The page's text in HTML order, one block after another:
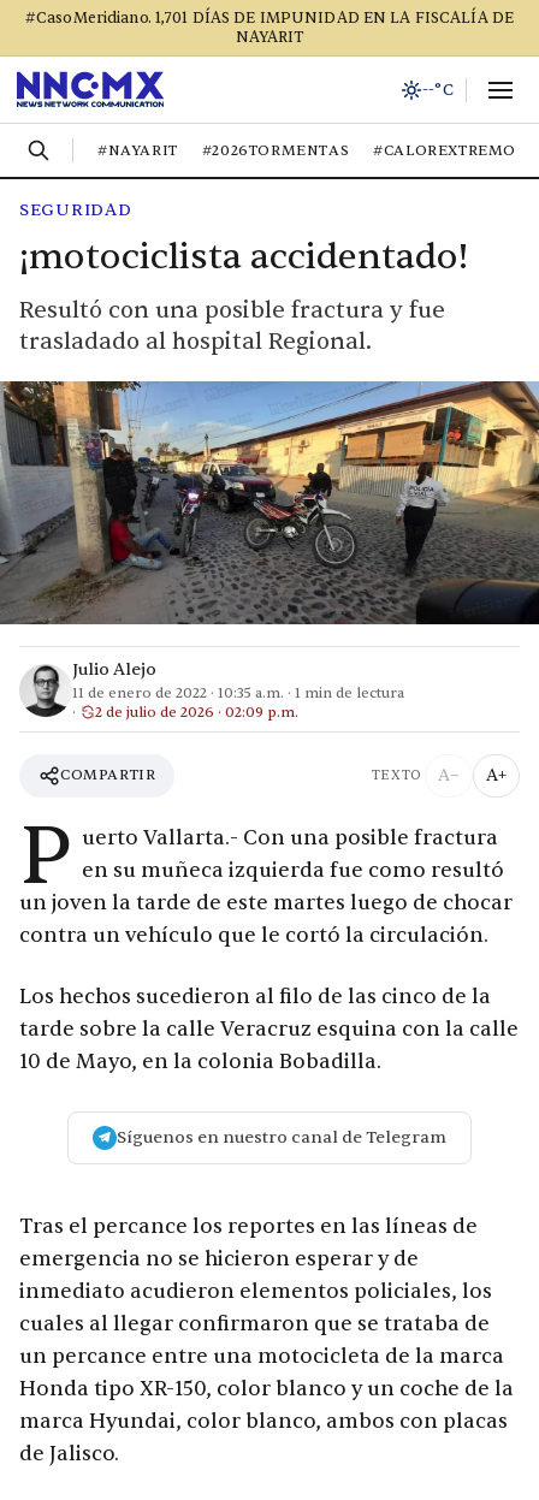
#CasoMeridiano. 1,701 DÍAS DE IMPUNIDAD EN LA FISCALÍA DE
NAYARIT
--°C
#NAYARIT #2026TORMENTAS #CALOREXTREMO
SEGURIDAD
¡motociclista accidentado!
Resultó con una posible fractura y fue
trasladado al hospital Regional.
Julio Alejo
11 de enero de 2022 · 10:35 a.m. · 1 min de lectura
2 de julio de 2026 · 02:09 p.m.
COMPARTIR TEXTO A− A+
P uerto Vallarta.- Con una posible fractura
en su muñeca izquierda fue como resultó
un joven la tarde de este martes luego de chocar
contra un vehículo que le cortó la circulación.
Los hechos sucedieron al filo de las cinco de la
tarde sobre la calle Veracruz esquina con la calle
10 de Mayo, en la colonia Bobadilla.
Síguenos en nuestro canal de Telegram
Tras el percance los reportes en las líneas de
emergencia no se hicieron esperar y de
inmediato acudieron elementos policiales, los
cuales al llegar confirmaron que se trataba de
un percance entre una motocicleta de la marca
Honda tipo XR-150, color blanco y un coche de la
marca Hyundai, color blanco, ambos con placas
de Jalisco.